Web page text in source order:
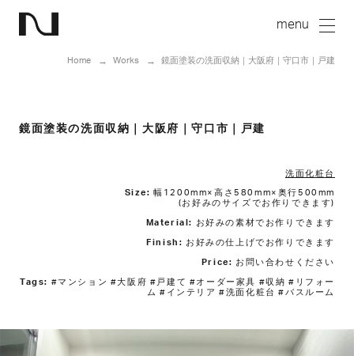
Home Works 鏡面塗装の洗面収納｜大阪府｜守口市｜戸建
鏡面塗装の洗面収納｜大阪府｜守口市｜戸建
洗面化粧台
Size:幅1200mm×高さ580mm×奥行500mm
(お好みのサイズでお作りできます)
Material: お好みの素材でお作りできます
Finish: お好みの仕上げでお作りできます
Price: お問い合わせください
Tags: #マンション #大阪府 #戸建て #オーダー家具 #収納 #リフォー
ム #インテリア #洗面化粧台 #バスルーム